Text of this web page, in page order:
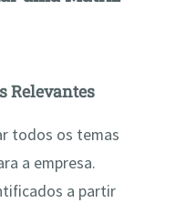
Relevantes
todos os temas
a empresa.
a partir